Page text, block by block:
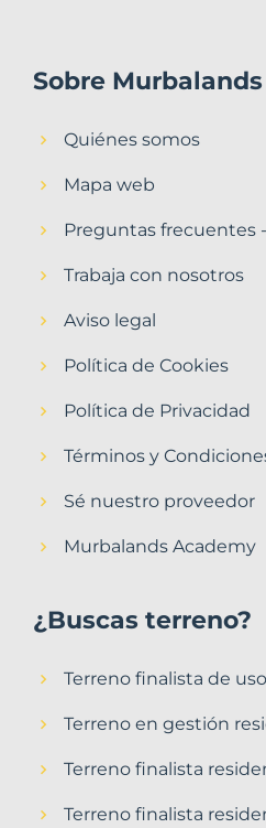
Sobre
Quiénes somos
Mapa web
Preguntas frecuentes
Trabaja con nosotros
Aviso legal
Política de Cookies
Política de Privacidad
Términos y
Sé nuestro proveedor
Murbalands Academy
¿Buscas terreno?
Terreno finalista de
Terreno en gestión
Terreno finalista
Terreno finalista